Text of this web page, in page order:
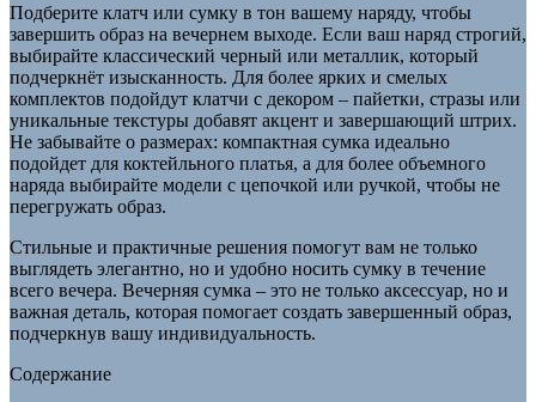
Подберите клатч или сумку в тон вашему наряду, чтобы
завершить образ на вечернем выходе. Если ваш наряд строгий,
выбирайте классический черный или металлик, который
подчеркнёт изысканность. Для более ярких и смелых
комплектов подойдут клатчи с декором – пайетки, стразы или
уникальные текстуры добавят акцент и завершающий штрих.
Не забывайте о размерах: компактная сумка идеально
подойдет для коктейльного платья, а для более объемного
наряда выбирайте модели с цепочкой или ручкой, чтобы не
перегружать образ.
Стильные и практичные решения помогут вам не только
выглядеть элегантно, но и удобно носить сумку в течение
всего вечера. Вечерняя сумка – это не только аксессуар, но и
важная деталь, которая помогает создать завершенный образ,
подчеркнув вашу индивидуальность.
Содержание